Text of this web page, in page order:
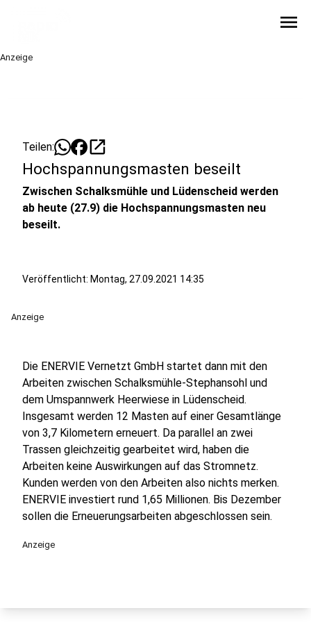
menu
Anzeige
Teilen: open_in_new
Hochspannungsmasten beseilt
Zwischen Schalksmühle und Lüdenscheid werden
ab heute (27.9) die Hochspannungsmasten neu
beseilt.
Veröffentlicht: Montag, 27.09.2021 14:35
Anzeige
Die ENERVIE Vernetzt GmbH startet dann mit den
Arbeiten zwischen Schalksmühle-Stephansohl und
dem Umspannwerk Heerwiese in Lüdenscheid.
Insgesamt werden 12 Masten auf einer Gesamtlänge
von 3,7 Kilometern erneuert. Da parallel an zwei
Trassen gleichzeitig gearbeitet wird, haben die
Arbeiten keine Auswirkungen auf das Stromnetz.
Kunden werden von den Arbeiten also nichts merken.
ENERVIE investiert rund 1,65 Millionen. Bis Dezember
sollen die Erneuerungsarbeiten abgeschlossen sein.
Anzeige